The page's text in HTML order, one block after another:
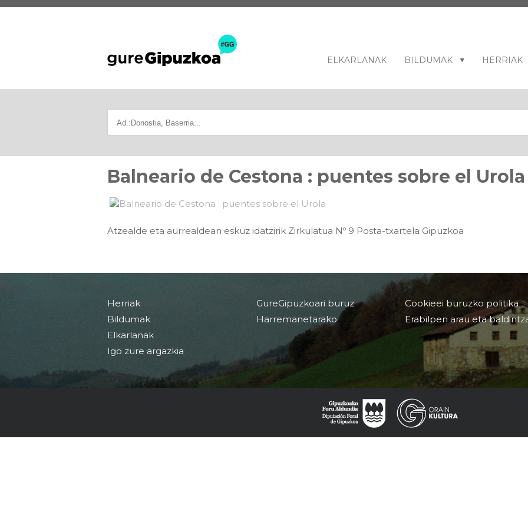
ELKARLANAK BILDUMAK HERRIAK
Balneario de Cestona : puentes sobre el Urola
Atzealde eta aurrealdean eskuz idatzirik Zirkulatua Nº 9 Posta-txartela Gipuzkoa
Herriak
Bildumak
Elkarlanak
Igo zure argazkia
GureGipuzkoari buruz
Harremanetarako
Cookieei buruzko politika
Erabilpen arau eta